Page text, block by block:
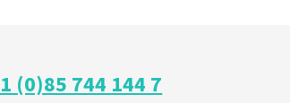
(0)85 744 144 7